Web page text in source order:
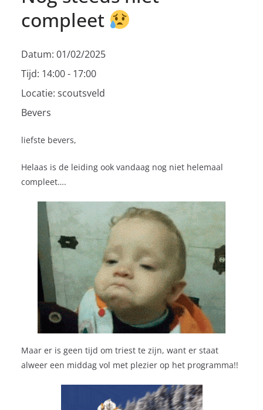
compleet
Datum: 01/02/2025
Tijd: 14:00 - 17:00
Locatie: scoutsveld
Bevers
liefste bevers,
Helaas is de leiding ook vandaag nog niet helemaal
compleet….
Maar er is geen tijd om triest te zijn, want er staat
alweer een middag vol met plezier op het programma!!